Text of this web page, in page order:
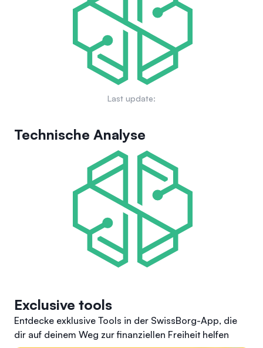
insbesondere durch Äußerungen von Persönlichkeiten wie
Elon Musk verstärkt wurde, was auf eine mögliche Expansion
in neue digitale Räume oder Dienstleistungen hindeutet, die
mit seiner ursprünglichen Nutzerbasis resonieren.
Last update:
Technische Analyse
Exclusive tools
Entdecke exklusive Tools in der SwissBorg-App, die
dir auf deinem Weg zur finanziellen Freiheit helfen